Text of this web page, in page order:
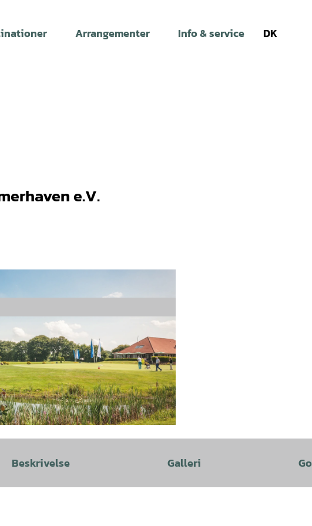
Arrangementer Info & service DK
e.V.
Beskrivelse Galleri